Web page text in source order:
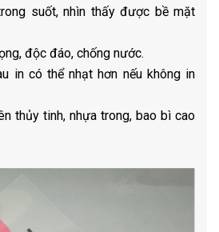
suốt, nhìn thấy được bề mặt
độc đáo, chống nước.
in có thể nhạt hơn nếu không in
thủy tinh, nhựa trong, bao bì cao